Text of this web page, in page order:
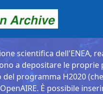
scientifica dell'ENEA,
a depositare le
programma H2020
È possibile